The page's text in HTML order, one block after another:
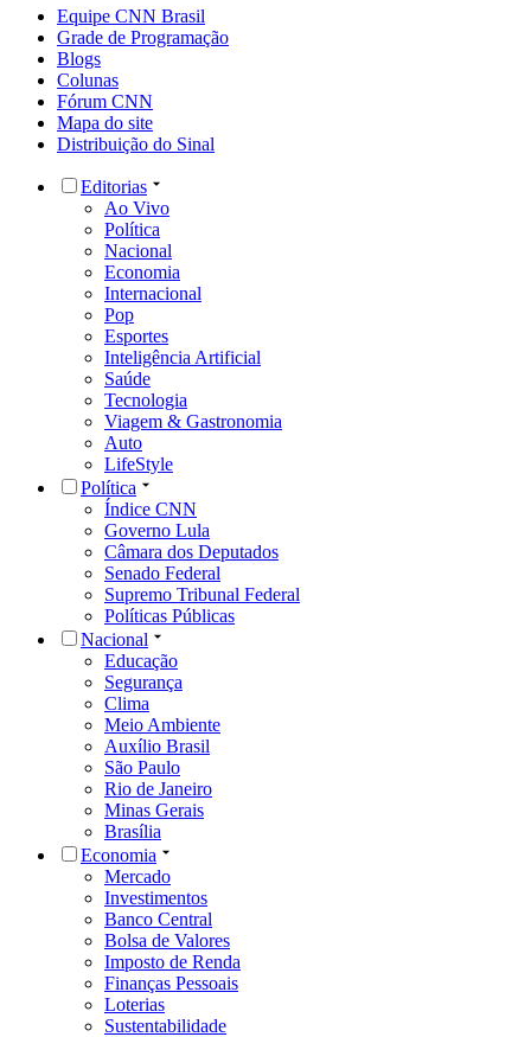
Equipe CNN Brasil
Grade de Programação
Blogs
Colunas
Fórum CNN
Mapa do site
Distribuição do Sinal
Editorias
Ao Vivo
Política
Nacional
Economia
Internacional
Pop
Esportes
Inteligência Artificial
Saúde
Tecnologia
Viagem & Gastronomia
Auto
LifeStyle
Política
Índice CNN
Governo Lula
Câmara dos Deputados
Senado Federal
Supremo Tribunal Federal
Políticas Públicas
Nacional
Educação
Segurança
Clima
Meio Ambiente
Auxílio Brasil
São Paulo
Rio de Janeiro
Minas Gerais
Brasília
Economia
Mercado
Investimentos
Banco Central
Bolsa de Valores
Imposto de Renda
Finanças Pessoais
Loterias
Sustentabilidade